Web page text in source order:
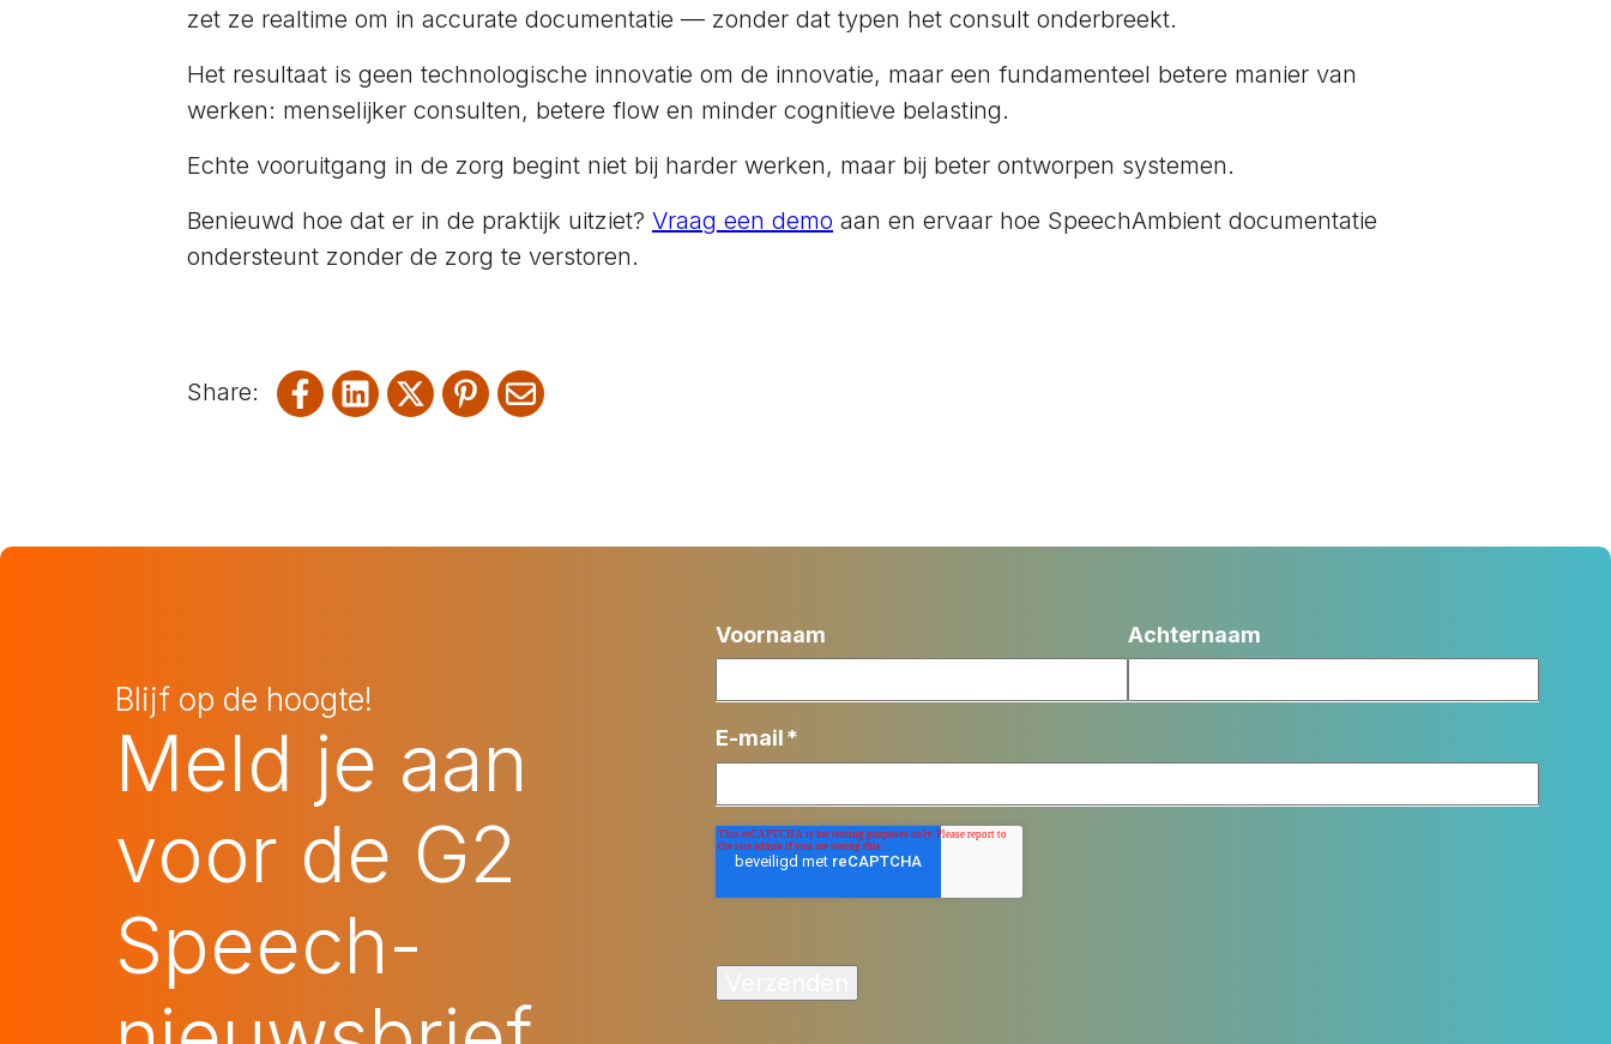
zet ze realtime om in accurate documentatie — zonder dat typen het consult onderbreekt.
Het resultaat is geen technologische innovatie om de innovatie, maar een fundamenteel betere manier van
werken: menselijker consulten, betere flow en minder cognitieve belasting.
Echte vooruitgang in de zorg begint niet bij harder werken, maar bij beter ontworpen systemen.
Benieuwd hoe dat er in de praktijk uitziet? Vraag een demo aan en ervaar hoe SpeechAmbient documentatie
ondersteunt zonder de zorg te verstoren.
Share on Facebook
Share on LinkedIn
Share on XShare on Pinterest
Share via email
Blijf op de hoogte!
Meld je aan
voor de G2
Speech-
Voornaam Achternaam
E-mail*